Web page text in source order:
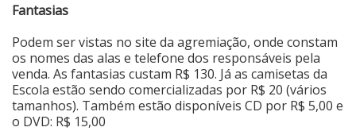
Fantasias
Podem ser vistas no site da agremiação, onde constam
os nomes das alas e telefone dos responsáveis pela
venda. As fantasias custam R$ 130. Já as camisetas da
Escola estão sendo comercializadas por R$ 20 (vários
tamanhos). Também estão disponíveis CD por R$ 5,00 e
o DVD: R$ 15,00